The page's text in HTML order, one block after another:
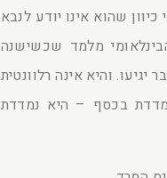
כיוון שהוא אינו יודע לנבא
מלמד שכשישנה
והיא אינה רלוונטית
נמדדת בכסף – היא נמדדת